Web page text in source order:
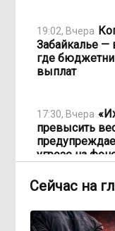
19:02, Вчера
Забайкалье —
где
выплат
17:30, Вчера
превысить
угрозе на
любимом
улучшили
Сейчас на